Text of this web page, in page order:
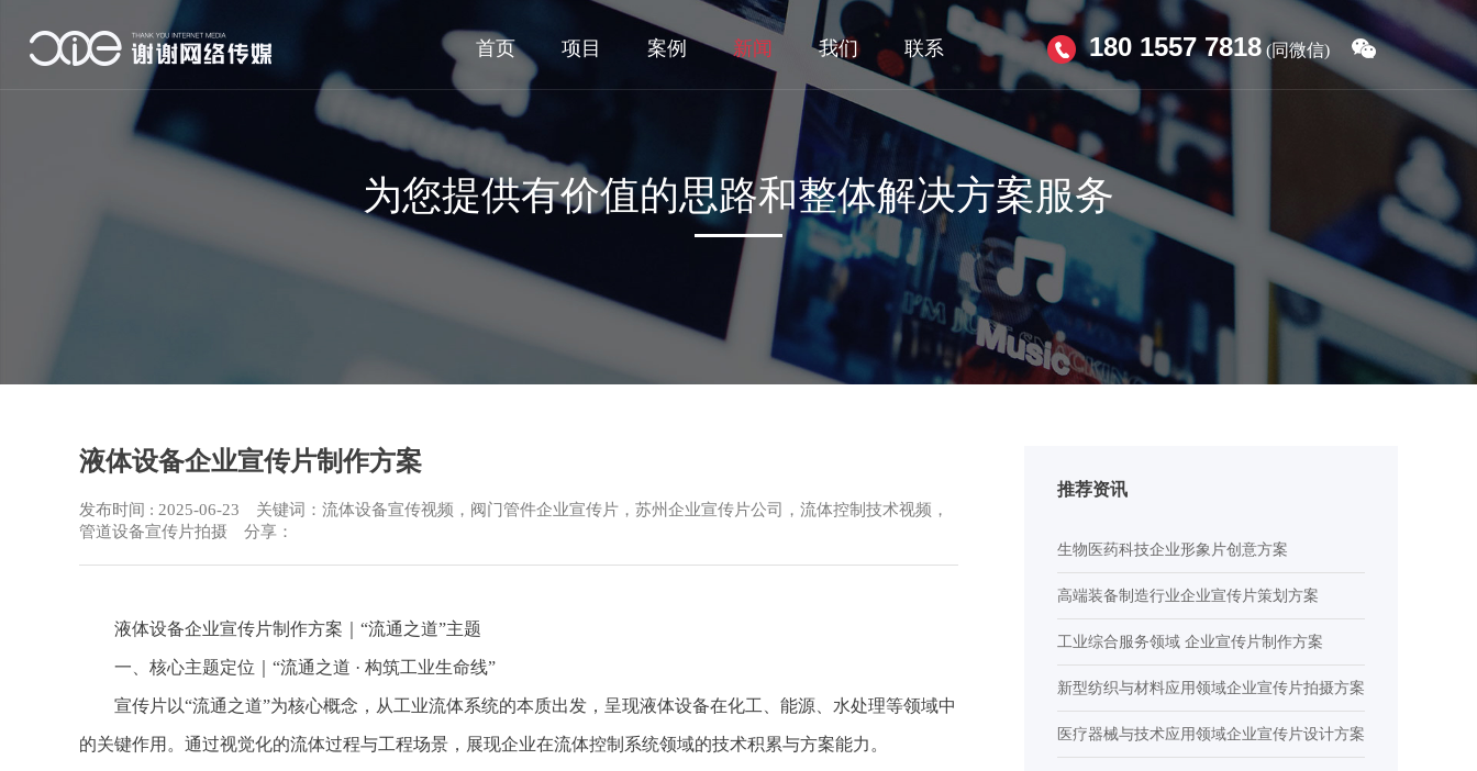
180 1557 7818 (同微信)
首页 项目 案例 新闻 我们 联系
为您提供有价值的思路和整体解决方案服务
液体设备企业宣传片制作方案
发布时间 : 2025-06-23 关键词：流体设备宣传视频，阀门管件企业宣传片，苏州企业宣传片公司，流体控制技术视频，
管道设备宣传片拍摄 分享：
液体设备企业宣传片制作方案｜“流通之道”主题
一、核心主题定位｜“流通之道 · 构筑工业生命线”
宣传片以“流通之道”为核心概念，从工业流体系统的本质出发，呈现液体设备在化工、能源、水处理等领域中
的关键作用。通过视觉化的流体过程与工程场景，展现企业在流体控制系统领域的技术积累与方案能力。
推荐资讯
生物医药科技企业形象片创意方案
高端装备制造行业企业宣传片策划方案
工业综合服务领域 企业宣传片制作方案
新型纺织与材料应用领域企业宣传片拍摄方案
医疗器械与技术应用领域企业宣传片设计方案